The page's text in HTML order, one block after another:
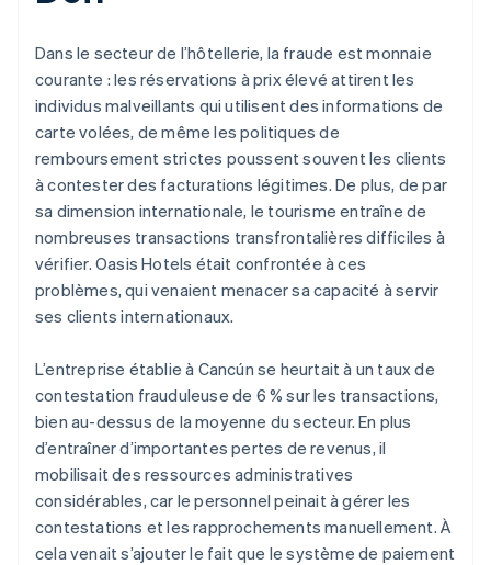
Dans le secteur de l’hôtellerie, la fraude est monnaie
courante : les réservations à prix élevé attirent les
individus malveillants qui utilisent des informations de
carte volées, de même les politiques de
remboursement strictes poussent souvent les clients
à contester des facturations légitimes. De plus, de par
sa dimension internationale, le tourisme entraîne de
nombreuses transactions transfrontalières difficiles à
vérifier. Oasis Hotels était confrontée à ces
problèmes, qui venaient menacer sa capacité à servir
ses clients internationaux.
L’entreprise établie à Cancún se heurtait à un taux de
contestation frauduleuse de 6 % sur les transactions,
bien au-dessus de la moyenne du secteur. En plus
d’entraîner d’importantes pertes de revenus, il
mobilisait des ressources administratives
considérables, car le personnel peinait à gérer les
contestations et les rapprochements manuellement. À
cela venait s’ajouter le fait que le système de paiement